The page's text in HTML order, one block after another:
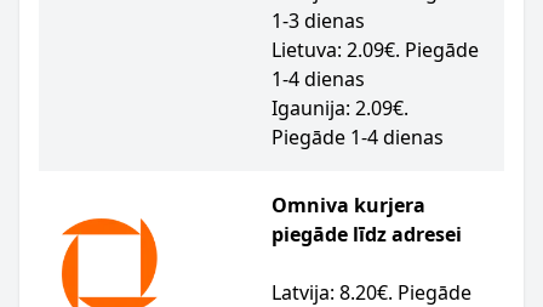
1-3 dienas
Lietuva: 2.09€. Piegāde
1-4 dienas
Igaunija: 2.09€.
Piegāde 1-4 dienas
Omniva kurjera
piegāde līdz adresei
Latvija: 8.20€. Piegāde